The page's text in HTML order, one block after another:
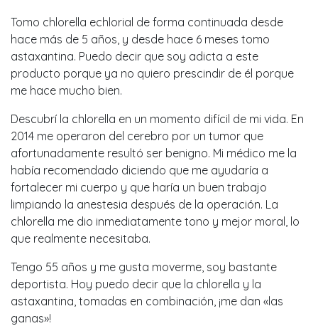
Tomo chlorella echlorial de forma continuada desde
hace más de 5 años, y desde hace 6 meses tomo
astaxantina. Puedo decir que soy adicta a este
producto porque ya no quiero prescindir de él porque
me hace mucho bien.
Descubrí la chlorella en un momento difícil de mi vida. En
2014 me operaron del cerebro por un tumor que
afortunadamente resultó ser benigno. Mi médico me la
había recomendado diciendo que me ayudaría a
fortalecer mi cuerpo y que haría un buen trabajo
limpiando la anestesia después de la operación. La
chlorella me dio inmediatamente tono y mejor moral, lo
que realmente necesitaba.
Tengo 55 años y me gusta moverme, soy bastante
deportista. Hoy puedo decir que la chlorella y la
astaxantina, tomadas en combinación, ¡me dan «las
ganas»!